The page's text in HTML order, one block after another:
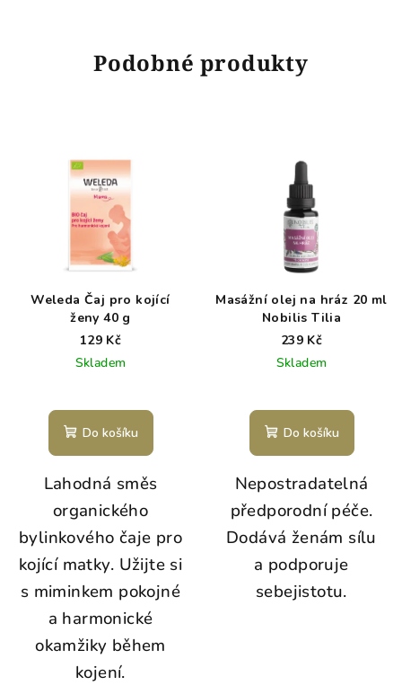
Podobné produkty
Weleda Čaj pro kojící
ženy 40 g
129 Kč
Skladem
Do košíku
Lahodná směs
organického
bylinkového čaje pro
kojící matky. Užijte si
s miminkem pokojné
a harmonické
okamžiky během
kojení.
Masážní olej na hráz 20 ml
Nobilis Tilia
239 Kč
Skladem
Do košíku
Nepostradatelná
předporodní péče.
Dodává ženám sílu
a podporuje
sebejistotu.